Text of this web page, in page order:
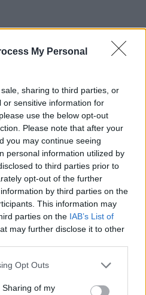
My Personal
sharing to third parties, or
or sensitive information for
use the below opt-out
Please note that after your
you may continue seeing
personal information utilized by
to third parties prior to
opt-out of the further
by third parties on the
This information may
parties on the IAB’s List of
may further disclose it to other
app uses one or more Google
behaviour. You may click to
Opt Outs
of my